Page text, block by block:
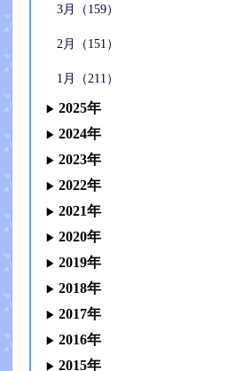
3月（159）
2月（151）
1月（211）
2025年
2024年
2023年
2022年
2021年
2020年
2019年
2018年
2017年
2016年
2015年